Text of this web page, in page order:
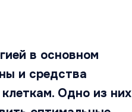
в основном
и средства
Одно из них